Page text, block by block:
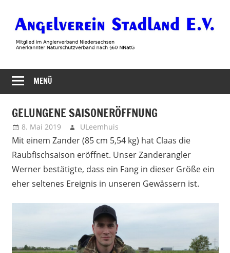
Inhalt
springen
Angelverein
Stadland
MENÜ
GELUNGENE SAISONERÖFFNUNG
8. Mai 2019 ULeemhuis
Mit einem Zander (85 cm 5,54 kg) hat Claas die
Raubfischsaison eröffnet. Unser Zanderangler
Werner bestätigte, dass ein Fang in dieser Größe ein
eher seltenes Ereignis in unseren Gewässern ist.